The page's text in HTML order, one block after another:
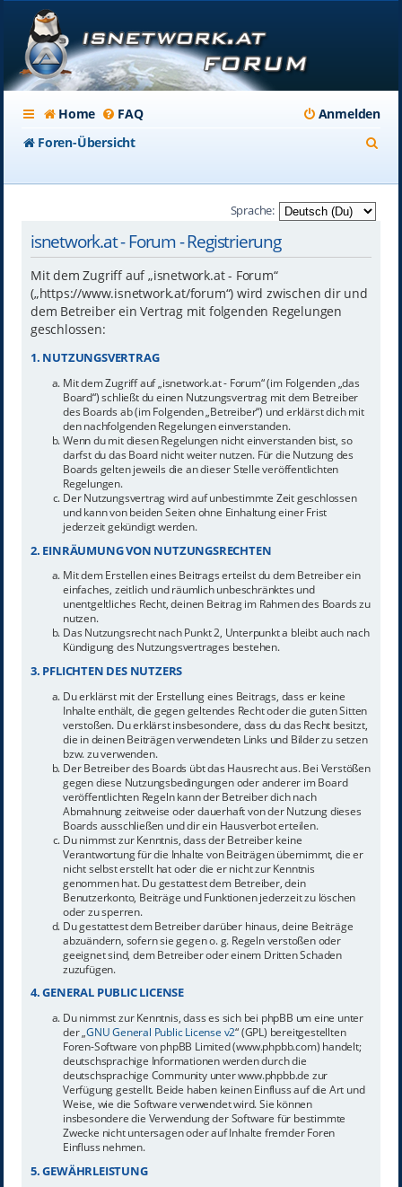
Home FAQ
Anmelden
Foren-Übersicht
Sprache:
isnetwork.at - Forum - Registrierung
Mit dem Zugriff auf „isnetwork.at - Forum“
(„https://www.isnetwork.at/forum“) wird zwischen dir und
dem Betreiber ein Vertrag mit folgenden Regelungen
geschlossen:
1. NUTZUNGSVERTRAG
Mit dem Zugriff auf „isnetwork.at - Forum“ (im Folgenden „das
Board“) schließt du einen Nutzungsvertrag mit dem Betreiber
des Boards ab (im Folgenden „Betreiber“) und erklärst dich mit
den nachfolgenden Regelungen einverstanden.
Wenn du mit diesen Regelungen nicht einverstanden bist, so
darfst du das Board nicht weiter nutzen. Für die Nutzung des
Boards gelten jeweils die an dieser Stelle veröffentlichten
Regelungen.
Der Nutzungsvertrag wird auf unbestimmte Zeit geschlossen
und kann von beiden Seiten ohne Einhaltung einer Frist
jederzeit gekündigt werden.
2. EINRÄUMUNG VON NUTZUNGSRECHTEN
Mit dem Erstellen eines Beitrags erteilst du dem Betreiber ein
einfaches, zeitlich und räumlich unbeschränktes und
unentgeltliches Recht, deinen Beitrag im Rahmen des Boards zu
nutzen.
Das Nutzungsrecht nach Punkt 2, Unterpunkt a bleibt auch nach
Kündigung des Nutzungsvertrages bestehen.
3. PFLICHTEN DES NUTZERS
Du erklärst mit der Erstellung eines Beitrags, dass er keine
Inhalte enthält, die gegen geltendes Recht oder die guten Sitten
verstoßen. Du erklärst insbesondere, dass du das Recht besitzt,
die in deinen Beiträgen verwendeten Links und Bilder zu setzen
bzw. zu verwenden.
Der Betreiber des Boards übt das Hausrecht aus. Bei Verstößen
gegen diese Nutzungsbedingungen oder anderer im Board
veröffentlichten Regeln kann der Betreiber dich nach
Abmahnung zeitweise oder dauerhaft von der Nutzung dieses
Boards ausschließen und dir ein Hausverbot erteilen.
Du nimmst zur Kenntnis, dass der Betreiber keine
Verantwortung für die Inhalte von Beiträgen übernimmt, die er
nicht selbst erstellt hat oder die er nicht zur Kenntnis
genommen hat. Du gestattest dem Betreiber, dein
Benutzerkonto, Beiträge und Funktionen jederzeit zu löschen
oder zu sperren.
Du gestattest dem Betreiber darüber hinaus, deine Beiträge
abzuändern, sofern sie gegen o. g. Regeln verstoßen oder
geeignet sind, dem Betreiber oder einem Dritten Schaden
zuzufügen.
4. GENERAL PUBLIC LICENSE
Du nimmst zur Kenntnis, dass es sich bei phpBB um eine unter
der „GNU General Public License v2“ (GPL) bereitgestellten
Foren-Software von phpBB Limited (www.phpbb.com) handelt;
deutschsprachige Informationen werden durch die
deutschsprachige Community unter www.phpbb.de zur
Verfügung gestellt. Beide haben keinen Einfluss auf die Art und
Weise, wie die Software verwendet wird. Sie können
insbesondere die Verwendung der Software für bestimmte
Zwecke nicht untersagen oder auf Inhalte fremder Foren
Einfluss nehmen.
5. GEWÄHRLEISTUNG